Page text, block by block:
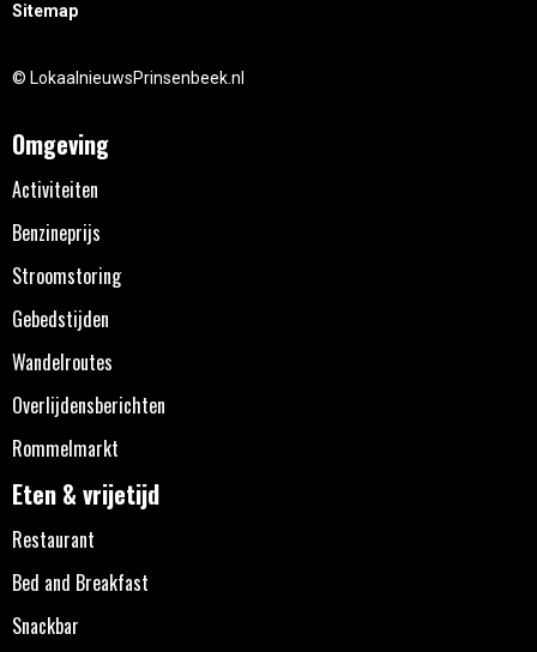
Sitemap
© LokaalnieuwsPrinsenbeek.nl
Omgeving
Activiteiten
Benzineprijs
Stroomstoring
Gebedstijden
Wandelroutes
Overlijdensberichten
Rommelmarkt
Eten & vrijetijd
Restaurant
Bed and Breakfast
Snackbar